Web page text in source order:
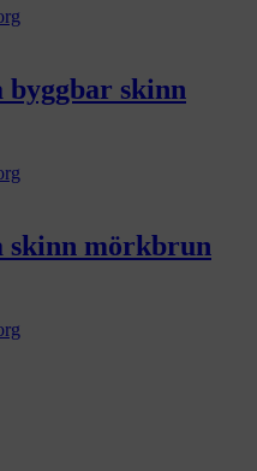
byggbar skinn
skinn mörkbrun